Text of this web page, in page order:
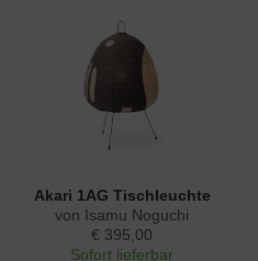
Akari 1AG Tischleuchte
von Isamu Noguchi
€ 395,00
Sofort lieferbar